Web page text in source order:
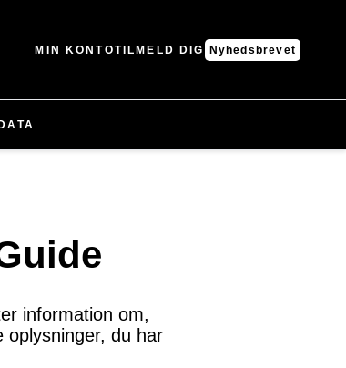
MIN KONTOTILMELD DIG Nyhedsbrevet
DATA
information om,
oplysninger, du har